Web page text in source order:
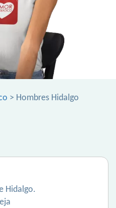
> Hombres Hidalgo
Hidalgo.